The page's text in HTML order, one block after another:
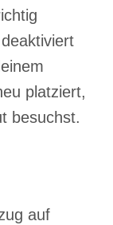
platziert,
besuchst.
auf